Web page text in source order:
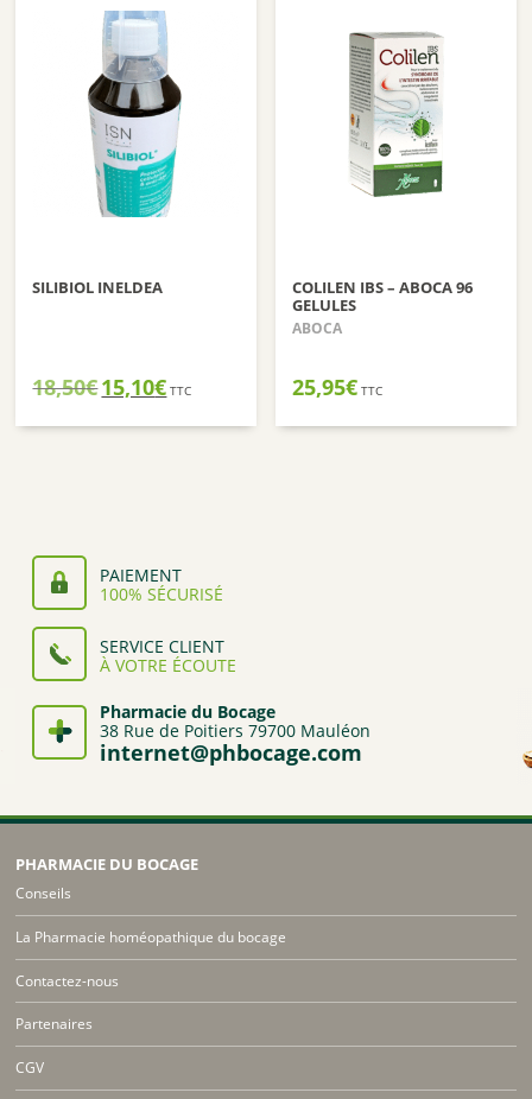
SILIBIOL INELDEA
18,50€Le
prix
initial
15,10€Le
prix
actuel
TTC
COLILEN IBS – ABOCA 96
GELULES
ABOCA
25,95€ TTC
PAIEMENT
100% SÉCURISÉ
SERVICE CLIENT
À VOTRE ÉCOUTE
Pharmacie du Bocage
38 Rue de Poitiers 79700 Mauléon
internet@phbocage.com
PHARMACIE DU BOCAGE
Conseils
La Pharmacie homéopathique du bocage
Contactez-nous
Partenaires
CGV